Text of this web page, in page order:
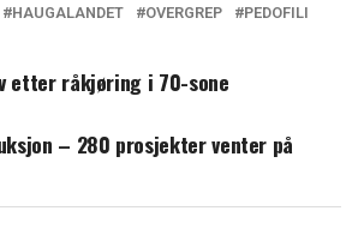
HAUGALANDET OVERGREP PEDOFILI
etter råkjøring i 70-sone
– 280 prosjekter venter på